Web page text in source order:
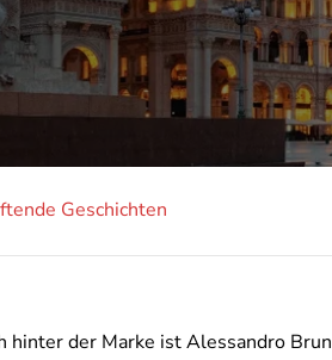
Geschichten
hinter der Marke ist Alessandro